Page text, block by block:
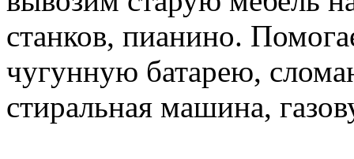
станков, пианино.
чугунную батарею,
стиральная машина,